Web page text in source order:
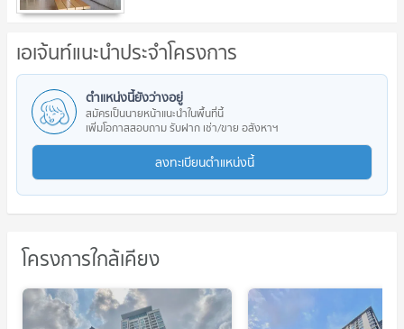
เอเจ้นท์แนะนำประจำโครงการ
ตำแหน่งนี้ยังว่างอยู่
สมัครเป็นนายหน้าแนะนำในพื้นที่นี้
เพิ่มโอกาสสอบถาม รับฝาก เช่า/ขาย อสังหาฯ
ลงทะเบียนตำแหน่งนี้
โครงการใกล้เคียง